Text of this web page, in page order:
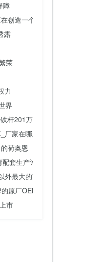
障
造一个“严重”的越野
露
荣
力
界
杆201万小时的吹风机
家在哪里
荷奥恩
套生产许可
最大的市场
原厂OEM汽车零件的扩展保修
市